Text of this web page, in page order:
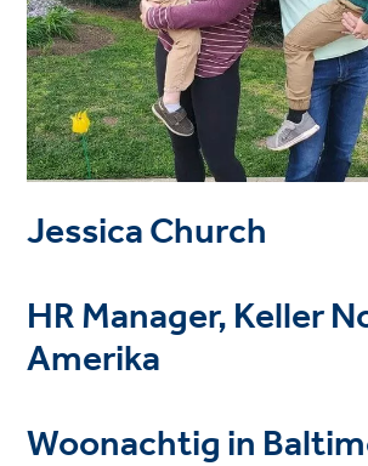
Jessica Church
HR Manager, Keller
Amerika
Woonachtig in